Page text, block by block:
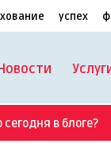
успех
в блоге?